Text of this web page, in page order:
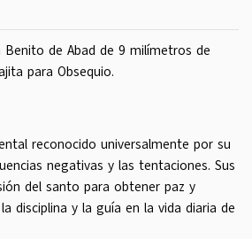
de Abad de 9 milímetros de
para Obsequio.
reconocido universalmente por su
negativas y las tentaciones. Sus
del santo para obtener paz y
disciplina y la guía en la vida diaria de